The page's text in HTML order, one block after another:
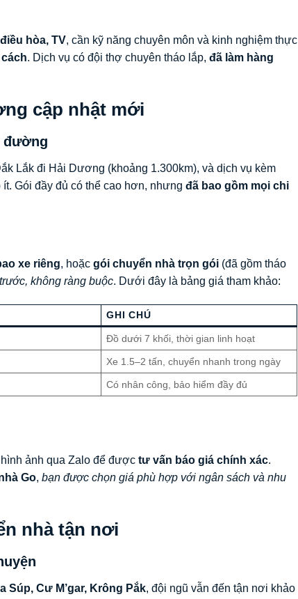
hòa, TV, cần kỹ năng chuyên môn và kinh nghiệm thực
. Dịch vụ có đội thợ chuyên tháo lắp, đã làm hàng
cập nhật mới
đường
Lắk đi Hải Dương (khoảng 1.300km), và dịch vụ kèm
Gói đầy đủ có thể cao hơn, nhưng đã bao gồm mọi chi
xe riêng, hoặc gói chuyển nhà trọn gói (đã gồm tháo
không ràng buộc. Dưới đây là bảng giá tham khảo:
GHI CHÚ
Đồ dưới 7 khối, thời gian linh hoạt
Xe 1.5–2 tấn, chuyển nhanh trong ngày
Có nhân công, bảo hiểm đầy đủ
ảnh qua Zalo để được tư vấn báo giá chính xác.
Go, bạn được chọn giá phù hợp với ngân sách và nhu
nhà tận nơi
Súp, Cư M’gar, Krông Pắk, đội ngũ vẫn đến tận nơi khảo